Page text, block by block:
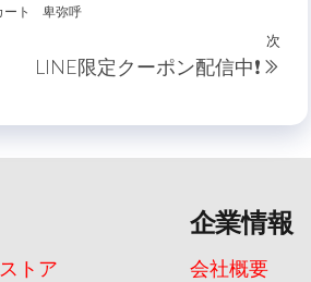
ート 卑弥呼
次
次
LINE限定クーポン配信中❗️
トア
企業情報
会社概要